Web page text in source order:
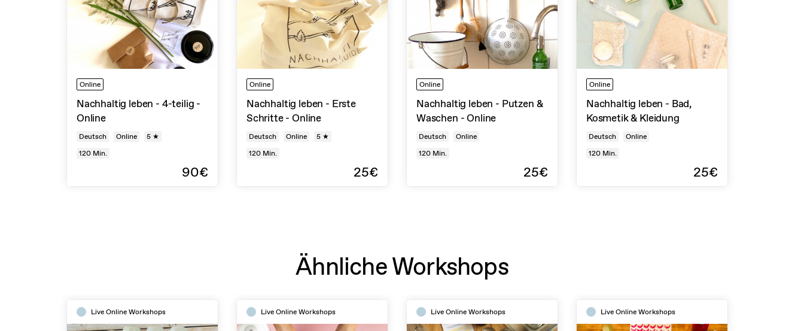
Online
Nachhaltig leben - 4-teilig -
Online
Deutsch Online
5 ★
120 Min.
90€
Online
Nachhaltig leben - Erste
Schritte - Online
Deutsch Online
5 ★
120 Min.
25€
Online
Nachhaltig leben - Putzen &
Waschen - Online
Deutsch
Online
120 Min.
25€
Online
Nachhaltig leben - Bad,
Kosmetik & Kleidung
Deutsch
Online
120 Min.
25€
Ähnliche Workshops
Live Online Workshops Live Online Workshops Live Online Workshops Live Online Workshops